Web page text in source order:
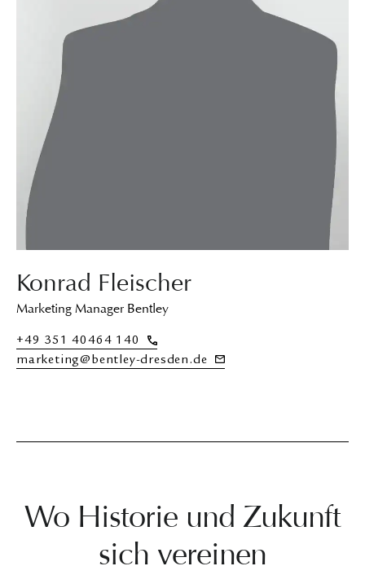
Konrad Fleischer
Marketing Manager Bentley
+49 351 40464 140
marketing@bentley-dresden.de
Wo Historie und Zukunft
sich vereinen